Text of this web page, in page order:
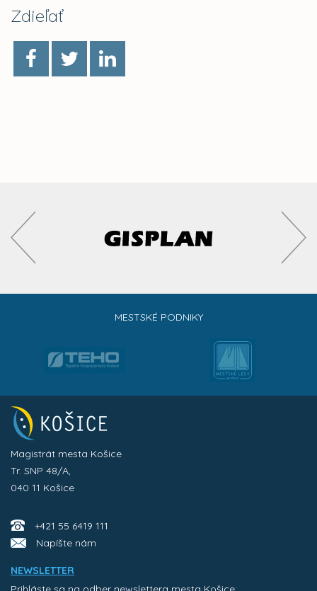
Zdieľať
MESTSKÉ PODNIKY
Magistrát mesta Košice
Tr. SNP 48/A,
040 11 Košice
+421 55 6419 111
Napíšte nám
NEWSLETTER